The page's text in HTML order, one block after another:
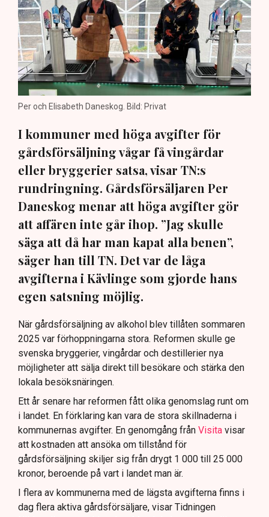
Per och Elisabeth Daneskog. Bild: Privat
I kommuner med höga avgifter för
gårdsförsäljning vågar få vingårdar
eller bryggerier satsa, visar TN:s
rundringning. Gårdsförsäljaren Per
Daneskog menar att höga avgifter gör
att affären inte går ihop. ”Jag skulle
säga att då har man kapat alla benen”,
säger han till TN. Det var de låga
avgifterna i Kävlinge som gjorde hans
egen satsning möjlig.
När gårdsförsäljning av alkohol blev tillåten sommaren
2025 var förhoppningarna stora. Reformen skulle ge
svenska bryggerier, vingårdar och destillerier nya
möjligheter att sälja direkt till besökare och stärka den
lokala besöksnäringen.
Ett år senare har reformen fått olika genomslag runt om
i landet. En förklaring kan vara de stora skillnaderna i
kommunernas avgifter. En genomgång från Visita visar
att kostnaden att ansöka om tillstånd för
gårdsförsäljning skiljer sig från drygt 1 000 till 25 000
kronor, beroende på vart i landet man är.
I flera av kommunerna med de lägsta avgifterna finns i
dag flera aktiva gårdsförsäljare, visar Tidningen